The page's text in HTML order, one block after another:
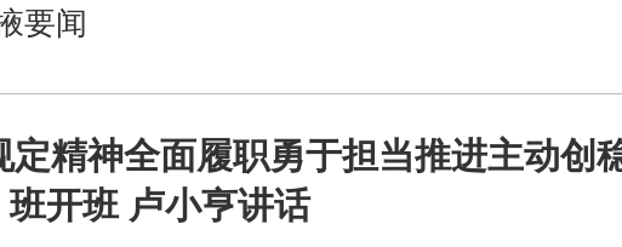
要闻
精神全面履职勇于担当推进主动创
班开班 卢小亨讲话